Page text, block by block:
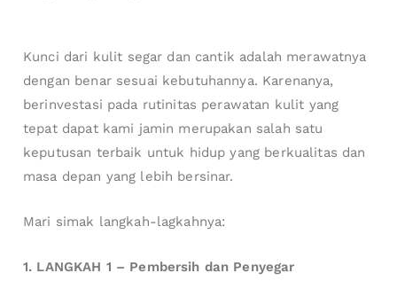
Kunci dari kulit segar dan cantik adalah merawatnya
dengan benar sesuai kebutuhannya. Karenanya,
berinvestasi pada rutinitas perawatan kulit yang
tepat dapat kami jamin merupakan salah satu
keputusan terbaik untuk hidup yang berkualitas dan
masa depan yang lebih bersinar.
Mari simak langkah-lagkahnya:
1. LANGKAH 1 – Pembersih dan Penyegar